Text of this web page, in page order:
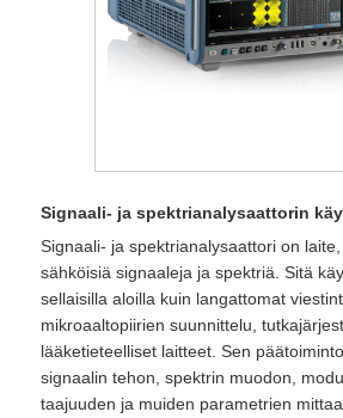
Signaali- ja spektrianalysaattorin
Signaali- ja spektrianalysaattori on
sähköisiä signaaleja ja spektriä. Sitä
sellaisilla aloilla kuin langattomat
mikroaaltopiirien suunnittelu,
lääketieteelliset laitteet. Sen
signaalin tehon, spektrin muodon,
taajuuden ja muiden parametrien